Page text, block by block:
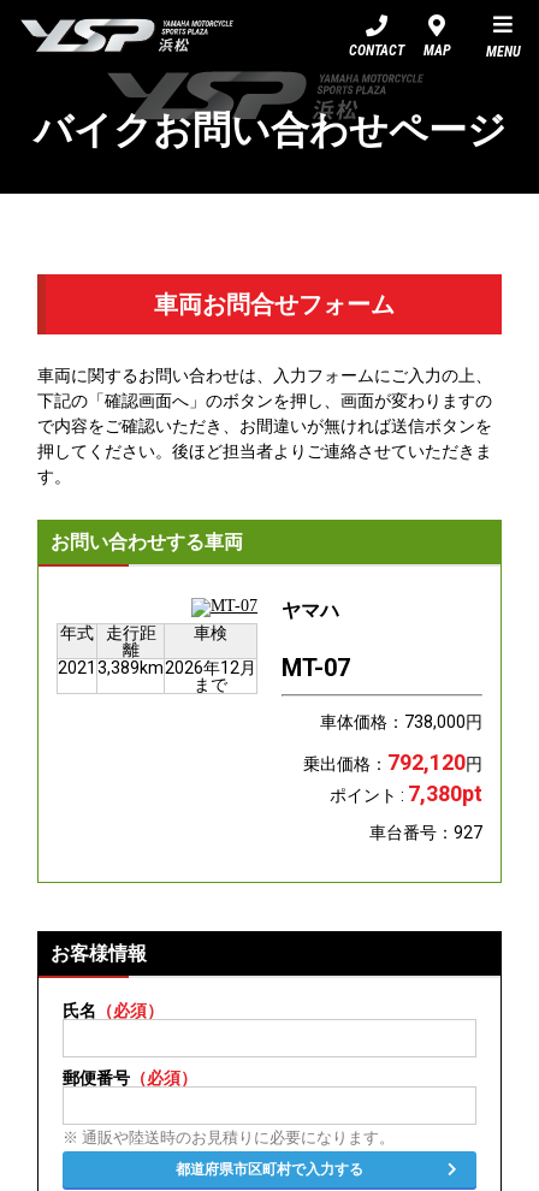
CONTACT MAP MENU
バイクお問い合わせページ
車両お問合せフォーム
車両に関するお問い合わせは、入力フォームにご入力の上、
下記の「確認画面へ」のボタンを押し、画面が変わりますの
で内容をご確認いただき、お間違いが無ければ送信ボタンを
押してください。後ほど担当者よりご連絡させていただきま
す。
お客様情報
氏名 （必須）
郵便番号 （必須）
※ 通販や陸送時のお見積りに必要になります。
都道府県市区町村で入力する
お問い合わせする車両
年式
走行距
離
車検
2021 3,389km2026年12月
まで
ヤマハ
MT-07
車体価格： 738,000円
乗出価格： 792,120円
ポイント : 7,380pt
車台番号：927